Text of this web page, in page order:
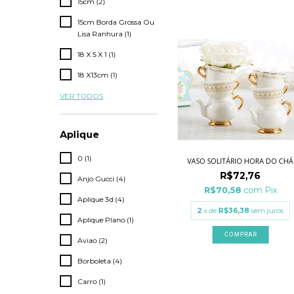
15cm Borda Grossa Ou
Lisa Ranhura (1)
18 X 5 X 1 (1)
18 X13cm (1)
VER TODOS
Aplique
0 (1)
Anjo Gucci (4)
Aplique 3d (4)
Aplique Plano (1)
Aviao (2)
Borboleta (4)
Carro (1)
VASO SOLITÁRIO HORA DO CHÁ
R$72,76
R$70,58 com Pix
2 x de R$36,38 sem juros